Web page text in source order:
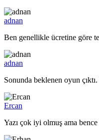
adnan
Ben genellikle ücretine göre
adnan
Sonunda beklenen oyun
Ercan
Yazı çok iyi olmuş ama